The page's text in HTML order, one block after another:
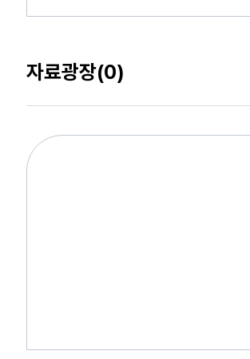
자료광장(0)